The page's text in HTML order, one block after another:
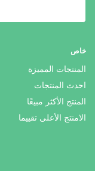
خاص
المنتجات المميزة
احدث المنتجات
المنتج الأكثر مبيعًا
الامنتج الأعلى تقييما